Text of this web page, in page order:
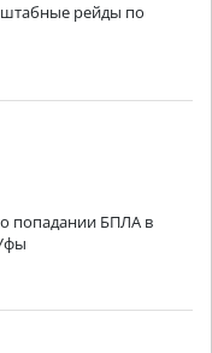
рейды по
попадании БПЛА в